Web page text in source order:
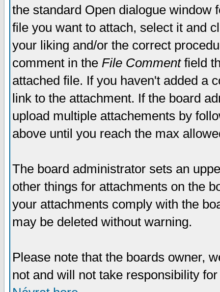
the standard Open dialogue window
file you want to attach, select it and
your liking and/or the correct
comment in the File Commentfield
attached file. If you haven't added a
link to the attachment. If the board
upload multiple attachements by
above until you reach the max
The board administrator sets an
other things for attachments on the
your attachments comply with the
may be deleted without warning.
Please note that the boards owner,
not and will not take responsibility